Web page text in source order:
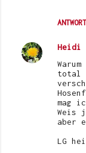
Heidi
total
mag
Weis
aber
LG